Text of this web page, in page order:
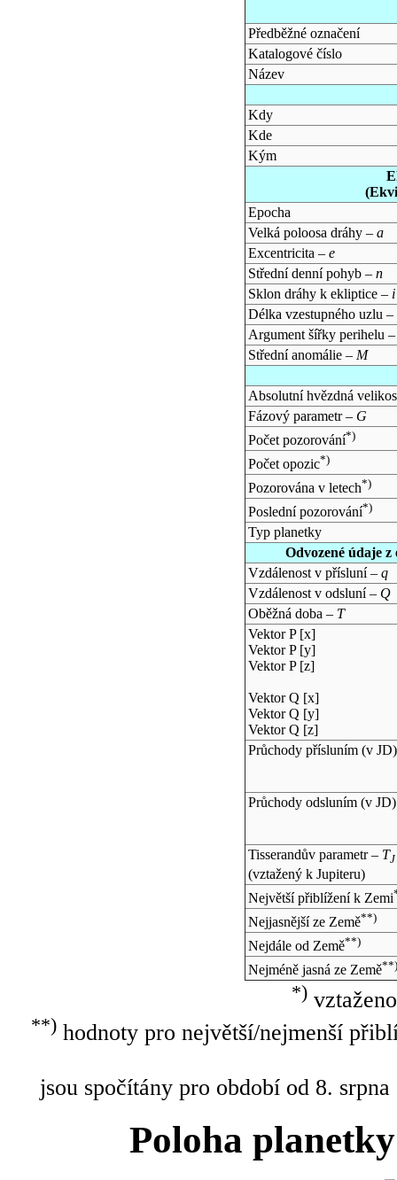
Předběžné označení
Katalogové číslo
Název
Kdy
Kde
Kým
Epocha
Velká poloosa dráhy – a
Excentricita – e
Střední denní pohyb – n
Sklon dráhy k ekliptice – i
Délka vzestupného uzlu –
Argument šířky perihelu
Střední anomálie – M
Absolutní hvězdná
Fázový parametr – G
Počet pozorování*)
Počet opozic*)
Pozorována v letech*)
Poslední pozorování*)
Typ planetky
Odvozené údaje
Vzdálenost v přísluní – q
Vzdálenost v odsluní – Q
Oběžná doba – T
Vektor P [x]
Vektor P [y]
Vektor P [z]
Vektor Q [x]
Vektor Q [y]
Vektor Q [z]
Průchody přísluním (v JD)
Průchody odsluním (v JD)
Tisserandův parametr – TJ
(vztažený k Jupiteru)
Největší přiblížení k Zemi
Nejjasnější ze Země**)
Nejdále od Země**)
Nejméně jasná ze Země**)
*)
**)hodnoty pro největší/nejmenší
jsou spočítány pro období od 8.
Poloha